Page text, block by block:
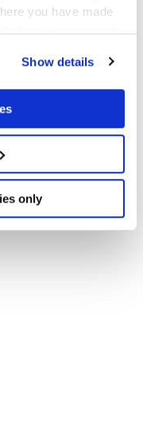
you have made
your consent
geographical
to within several
scanning it for
data is processed
section.
Show details
only